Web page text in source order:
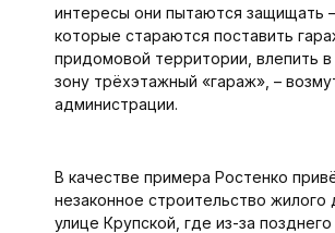
интересы они пытаются защищать
которые стараются поставить
придомовой территории, влепить
зону трёхэтажный «гараж», –
администрации.
В качестве примера Ростенко
незаконное строительство жилого
улице Крупской, где из-за позднего